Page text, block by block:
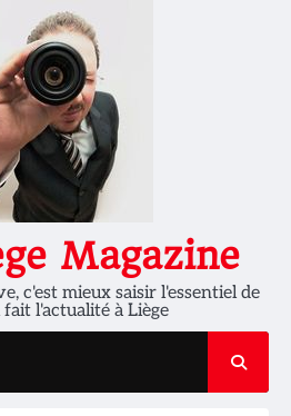
Magazine
c'est mieux saisir l'essentiel de
l'actualité à Liège